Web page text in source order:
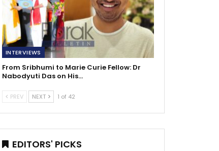
INTERVIEWS
From Sribhumi to Marie Curie Fellow: Dr
Nabodyuti Das on His…
PREV NEXT 1 of 42
EDITORS' PICKS